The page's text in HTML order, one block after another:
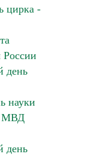
цирка -
России
день
науки
МВД
день